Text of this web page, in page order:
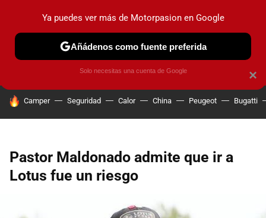
PRUEBAS COCHES ELÉCTRICOS OBSERVATORIO
HOY SE HABLA DE
Camper Seguridad Calor China Peugeot Bugatti
Pastor Maldonado admite que ir a
Lotus fue un riesgo
×
Ya puedes ver más de Motorpasion en Google
Añádenos como fuente preferida
Solo necesitas una cuenta de Google